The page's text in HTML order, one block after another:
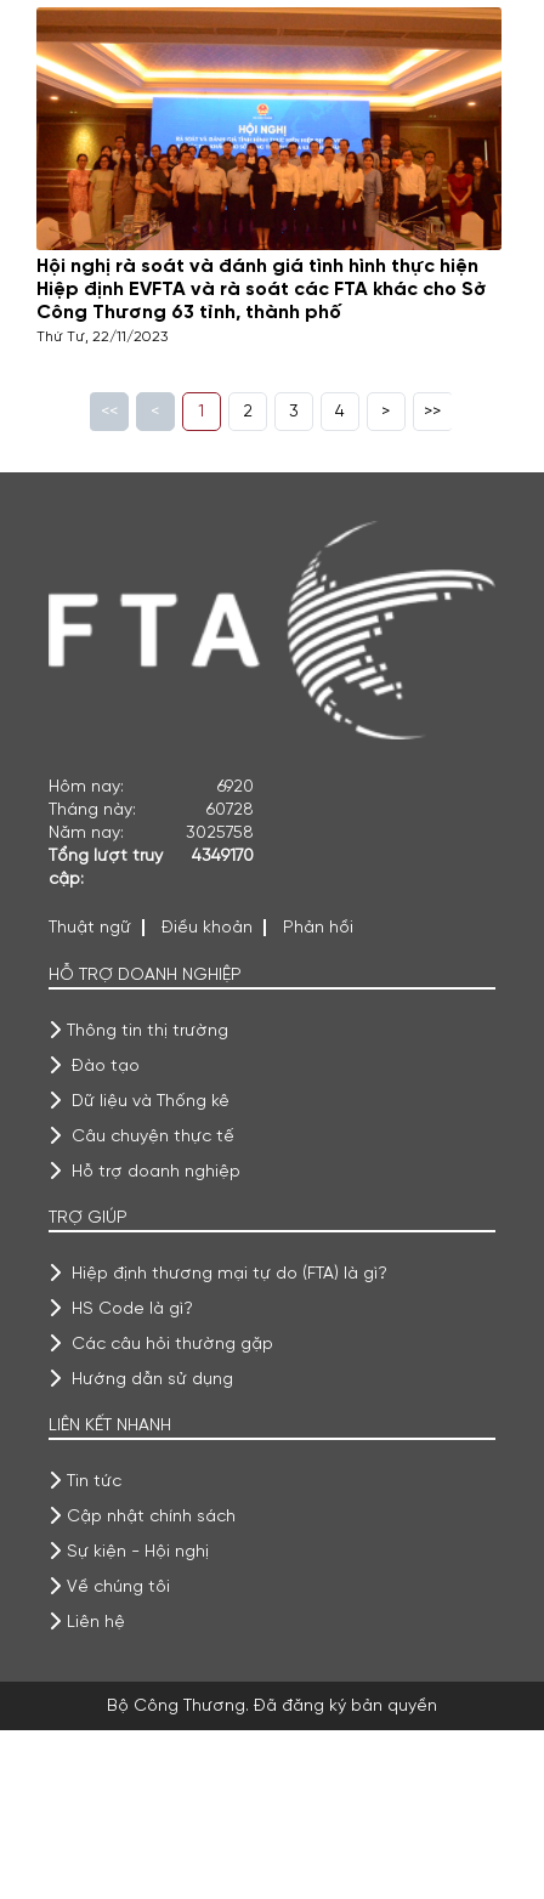
Hội nghị rà soát và đánh giá tình hình thực hiện
Hiệp định EVFTA và rà soát các FTA khác cho Sở
Công Thương 63 tỉnh, thành phố
Thứ Tư, 22/11/2023
<< < 1 2 3 4 > >>
Hôm nay:
6920
Tháng này:
60728
Năm nay:
3025758
Tổng lượt truy
cập:
4349170
Thuật ngữ Điều khoản Phản hồi
HỖ TRỢ DOANH NGHIỆP
Thông tin thị trường
Đào tạo
Dữ liệu và Thống kê
Câu chuyện thực tế
Hỗ trợ doanh nghiệp
TRỢ GIÚP
Hiệp định thương mại tự do (FTA) là gì?
HS Code là gì?
Các câu hỏi thường gặp
Hướng dẫn sử dụng
LIÊN KẾT NHANH
Tin tức
Cập nhật chính sách
Sự kiện - Hội nghị
Về chúng tôi
Liên hệ
Bộ Công Thương. Đã đăng ký bản quyền